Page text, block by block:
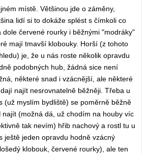
místě. Většinou jde o záměny,
lidí si to dokáže splést s čímkoli co
dole červené rourky i běžnými "modráky"
mají tmavší klobouky. Horší (z tohoto
je, že u nás roste několik opravdu
podobných hub, žádná sice není
některé snad i vzácnější, ale některé
najít nesrovnatelně běžněji. Třeba u
(už myslím bydliště) se poměrně běžně
najít (možná dá, už chodím na houby víc
tak nevím) hřib nachový a rostl tu u
ještě jeden opravdu hodně vzácný
klobouk, červené rourky), ale ten